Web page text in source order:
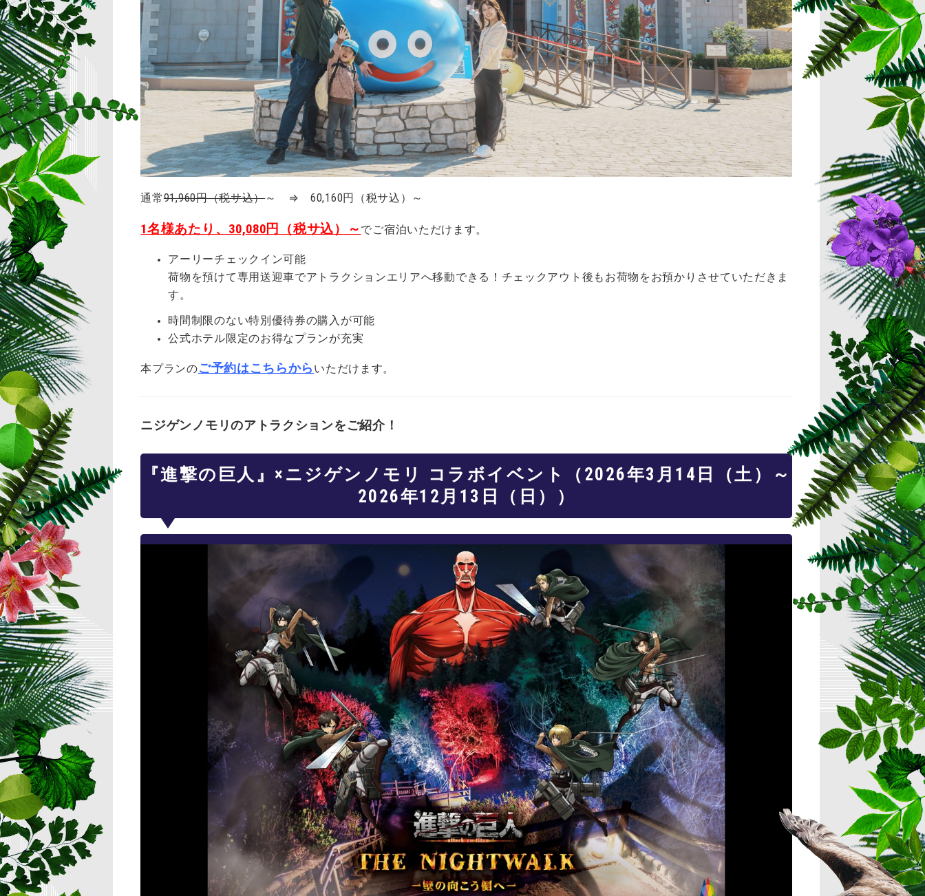
通常91,960円（税サ込）～ ⇒ 60,160円（税サ込）～
1名様あたり、30,080円（税サ込）～ でご宿泊いただけます。
アーリーチェックイン可能
荷物を預けて専用送迎車でアトラクションエリアへ移動できる！チェックアウト後もお荷物をお預かりさせていただきま
す。
時間制限のない特別優待券の購入が可能
公式ホテル限定のお得なプランが充実
本プランのご予約はこちらから いただけます。
ニジゲンノモリのアトラクションをご紹介！
『進撃の巨人』×ニジゲンノモリ コラボイベント（2026年3月14日（土）～
2026年12月13日（日））